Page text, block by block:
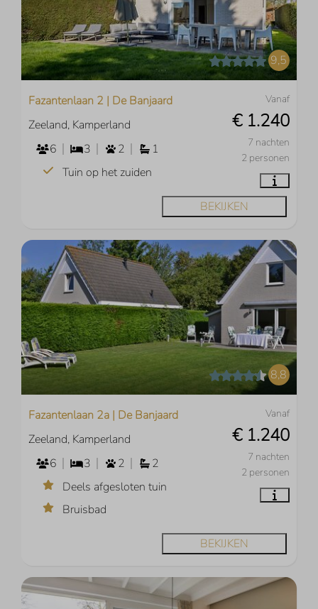
9,5
Vanaf
€ 1.240
7 nachten
2 personen
Fazantenlaan 2 | De Banjaard
Zeeland, Kamperland
6
3 2
1
Tuin op het zuiden
BEKIJKEN
8,8
Vanaf
€ 1.240
7 nachten
2 personen
Fazantenlaan 2a | De Banjaard
Zeeland, Kamperland
6
3 2
2
Deels afgesloten tuin
Bruisbad
BEKIJKEN